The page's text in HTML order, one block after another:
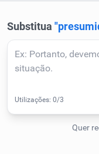
Corrigir Texto
Humanizador de